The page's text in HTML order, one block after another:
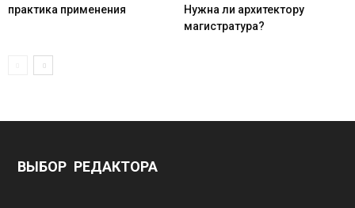
практика применения
Нужна ли архитектору
магистратура?
ВЫБОР РЕДАКТОРА